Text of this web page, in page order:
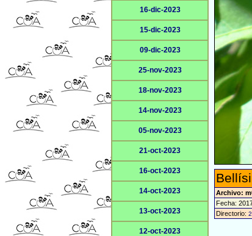
16-dic-2023
15-dic-2023
09-dic-2023
25-nov-2023
18-nov-2023
14-nov-2023
05-nov-2023
21-oct-2023
16-oct-2023
14-oct-2023
13-oct-2023
12-oct-2023
Archivo:
Fecha:
Directorio: